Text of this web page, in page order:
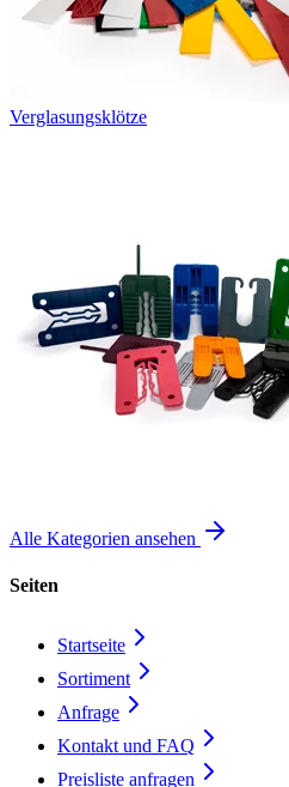
Verglasungsklötze
Alle Kategorien ansehen
Seiten
Startseite
Sortiment
Anfrage
Kontakt und FAQ
Preisliste anfragen